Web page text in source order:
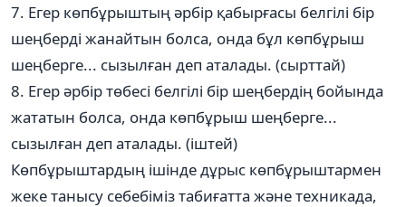
7. Егер көпбұрыштың әрбір қабырғасы белгілі бір
шеңберді жанайтын болса, онда бұл көпбұрыш
шеңберге... сызылған деп аталады. (сырттай)
8. Егер әрбір төбесі белгілі бір шеңбердің бойында
жататын болса, онда көпбұрыш шеңберге...
сызылған деп аталады. (іштей)
Көпбұрыштардың ішінде дұрыс көпбұрыштармен
жеке танысу себебіміз табиғатта және техникада,